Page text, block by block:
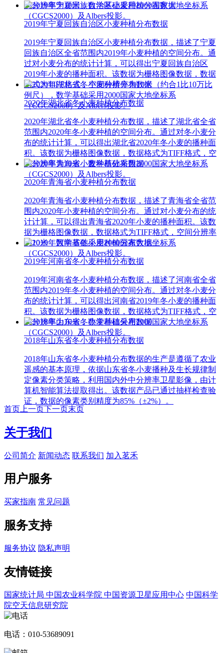
间分辨率为10米，数学基础采用2000国家大地坐标系
（CGCS2000）及Albers投影。
2019年宁夏回族自治区小麦种植分布数据
2019年宁夏回族自治区小麦种植分布数据，描述了宁夏
回族自治区全省范围内2019年小麦种植的空间分布。通
过对小麦分布的统计计算，可以得出宁夏回族自治区
2019年小麦的播种面积。该数据为栅格图像数据，数据
格式为TIFF格式，空间分辨率为10米（约合1比10万比
例尺），数学基础采用2000国家大地坐标系
（CGCS2000）及Albers投影。
2020年湖北省冬小麦种植分布数据
2020年湖北省冬小麦种植分布数据，描述了湖北省全省
范围内2020年冬小麦种植的空间分布。通过对冬小麦分
布的统计计算，可以得出湖北省2020年冬小麦的播种面
积。该数据为栅格图像数据，数据格式为TIFF格式，空
间分辨率为10米，数学基础采用2000国家大地坐标系
（CGCS2000）及Albers投影。
2020年青海省小麦种植分布数据
2020年青海省小麦种植分布数据，描述了青海省全省范
围内2020年小麦种植的空间分布。通过对小麦分布的统
计计算，可以得出青海省2020年小麦的播种面积。该数
据为栅格图像数据，数据格式为TIFF格式，空间分辨率
为10米，数学基础采用2000国家大地坐标系
（CGCS2000）及Albers投影。
2019年河南省冬小麦种植分布数据
2019年河南省冬小麦种植分布数据，描述了河南省全省
范围内2019年冬小麦种植的空间分布。通过对冬小麦分
布的统计计算，可以得出河南省2019年冬小麦的播种面
积。该数据为栅格图像数据，数据格式为TIFF格式，空
间分辨率为10米，数学基础采用2000国家大地坐标系
（CGCS2000）及Albers投影。
2018年山东省冬小麦种植分布数据
2018年山东省冬小麦种植分布数据的生产是遵循了农业
遥感的基本原理，依据山东省冬小麦播种及生长规律制
定像素分类策略，利用国内外中分辨率卫星影像，由计
算机智能算法提取得出。该数据产品已通过抽样检查验
证，数据的像素类别精度为85%（±2%）。
首页 上一页下一页末页
关于我们
公司简介 新闻动态 联系我们 加入茗禾
用户服务
买家指南 常见问题
服务支持
服务协议 隐私声明
友情链接
国家统计局 中国农业科学院 中国资源卫星应用中心 中国科学
院空天信息研究院
电话：010-53689091